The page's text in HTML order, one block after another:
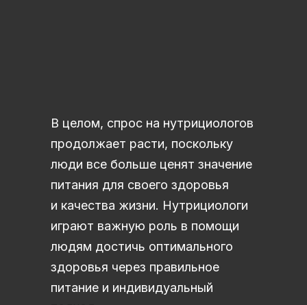
В целом, спрос на нутрициологов
продолжает расти, поскольку
люди все больше ценят значение
питания для своего здоровья
и качества жизни. Нутрициологи
играют важную роль в помощи
людям достичь оптимального
здоровья через правильное
питание и индивидуальный